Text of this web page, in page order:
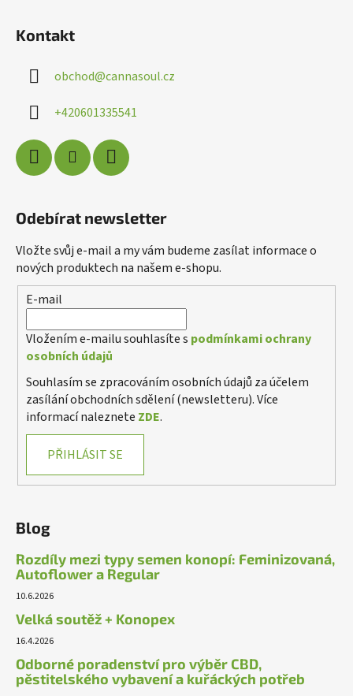
Kontakt
obchod@cannasoul.cz
+420601335541
Odebírat newsletter
Vložte svůj e-mail a my vám budeme zasílat informace o
nových produktech na našem e-shopu.
E-mail
Vložením e-mailu souhlasíte s podmínkami ochrany
osobních údajů
Souhlasím se zpracováním osobních údajů za účelem
zasílání obchodních sdělení (newsletteru). Více
informací naleznete ZDE.
PŘIHLÁSIT SE
Blog
Rozdíly mezi typy semen konopí: Feminizovaná,
Autoflower a Regular
10.6.2026
Velká soutěž + Konopex
16.4.2026
Odborné poradenství pro výběr CBD,
pěstitelského vybavení a kuřáckých potřeb